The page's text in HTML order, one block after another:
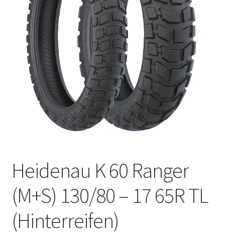
Reifentests
Kontakt
Heidenau K 60 Ranger
(M+S) 130/80 – 17 65R TL
(Hinterreifen)